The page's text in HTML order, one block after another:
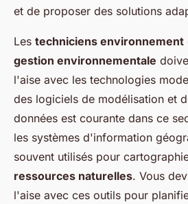
et de proposer des solutions
Les techniciens environnement
gestion environnementale
l'aise avec les technologies
des logiciels de modélisation et
données est courante dans ce
les systèmes d'information
souvent utilisés pour
ressources naturelles. Vous
l'aise avec ces outils pour